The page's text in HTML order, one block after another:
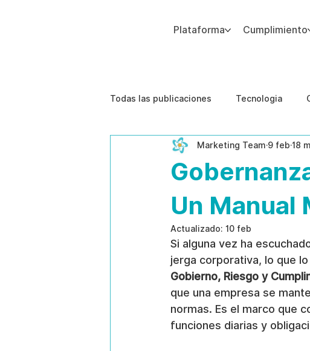
Plataforma Cumplimiento
Todas las publicaciones Tecnologia
Estudios de caso Etica de IA
Un Manual
Marketing Team 9 feb 18
Actualizado: 10 feb
Si alguna vez ha
jerga corporativa, lo que
Gobierno, Riesgo y
que una empresa se
normas. Es el marco que
funciones diarias y